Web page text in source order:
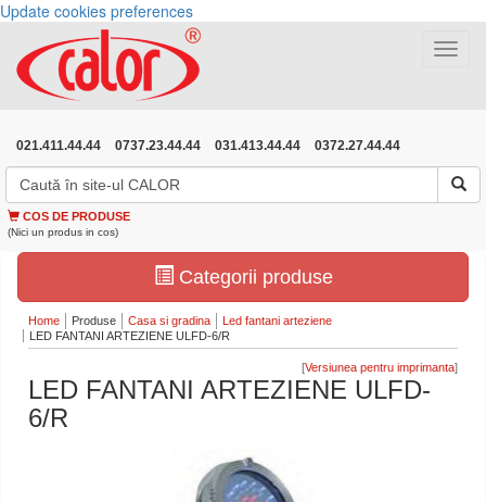
Update cookies preferences
Toggle
021.411.44.44 0737.23.44.44 031.413.44.44 0372.27.44.44
COS DE PRODUSE
(Nici un produs in cos)
Categorii produse
Home Produse Casa si gradina
Led fantani arteziene
LED FANTANI ARTEZIENE ULFD-6/R
[ ]
LED FANTANI ARTEZIENE ULFD-
6/R